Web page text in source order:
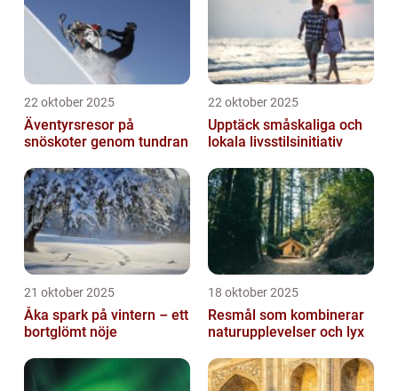
22 oktober 2025
Äventyrsresor på
snöskoter genom tundran
22 oktober 2025
Upptäck småskaliga och
lokala livsstilsinitiativ
21 oktober 2025
Åka spark på vintern – ett
bortglömt nöje
18 oktober 2025
Resmål som kombinerar
naturupplevelser och lyx